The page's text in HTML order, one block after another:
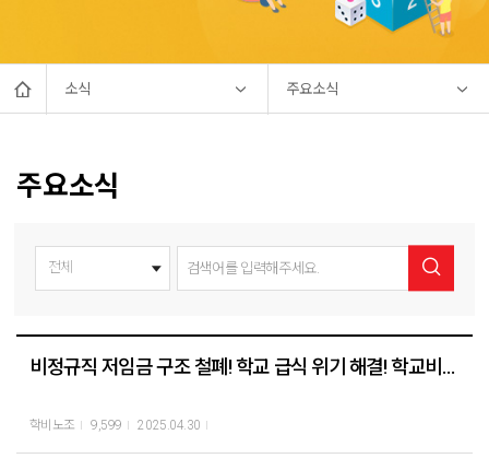
소식 주요소식
주요소식
비정규직 저임금 구조 철폐! 학교 급식 위기 해결! 학교비정규직연대회의 대표단 단식농성 10일차
학비노조 9,599 2025.04.30